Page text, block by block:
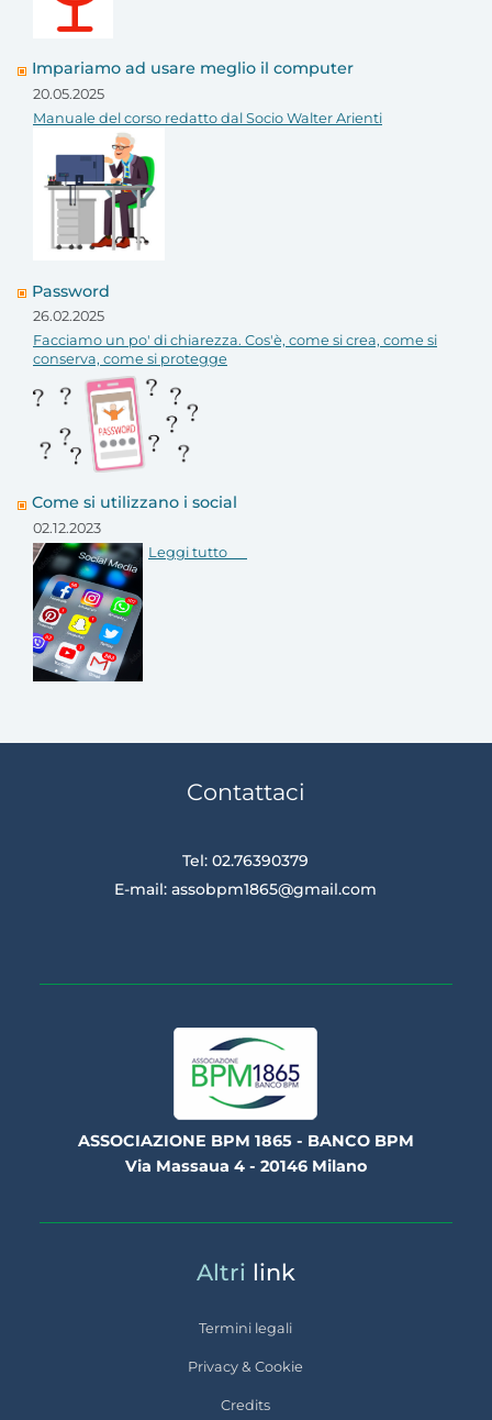
Impariamo ad usare meglio il computer
20.05.2025
Manuale del corso redatto dal Socio Walter Arienti
Password
26.02.2025
Facciamo un po' di chiarezza. Cos'è, come si crea, come si
conserva, come si protegge
Come si utilizzano i social
02.12.2023
Leggi tutto
Contattaci
Tel: 02.76390379
E-mail:assobpm1865@gmail.com
ASSOCIAZIONE BPM 1865 - BANCO BPM
Via Massaua 4 - 20146 Milano
Altri link
Termini legali
Privacy & Cookie
Credits